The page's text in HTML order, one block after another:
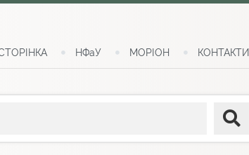
НФаУ МОРІОН КОНТАКТИ